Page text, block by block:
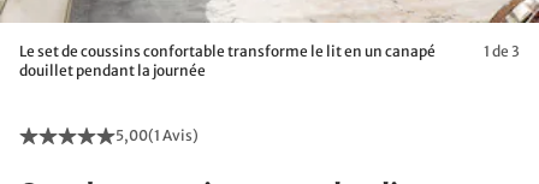
Le set de coussins confortable transforme le lit en un canapé
douillet pendant la journée
1 de 3
5,00(1 Avis)